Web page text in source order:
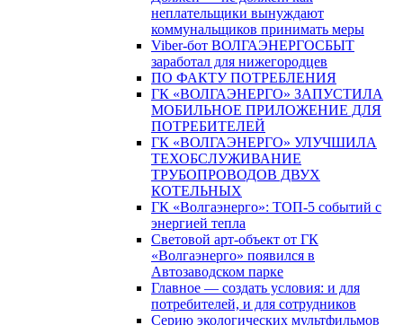
неплательщики вынуждают
коммунальщиков принимать меры
Viber-бот ВОЛГАЭНЕРГОСБЫТ
заработал для нижегородцев
ПО ФАКТУ ПОТРЕБЛЕНИЯ
ГК «ВОЛГАЭНЕРГО» ЗАПУСТИЛА
МОБИЛЬНОЕ ПРИЛОЖЕНИЕ ДЛЯ
ПОТРЕБИТЕЛЕЙ
ГК «ВОЛГАЭНЕРГО» УЛУЧШИЛА
ТЕХОБСЛУЖИВАНИЕ
ТРУБОПРОВОДОВ ДВУХ
КОТЕЛЬНЫХ
ГК «Волгаэнерго»: ТОП-5 событий с
энергией тепла
Световой арт-объект от ГК
«Волгаэнерго» появился в
Автозаводском парке
Главное — создать условия: и для
потребителей, и для сотрудников
Серию экологических мультфильмов